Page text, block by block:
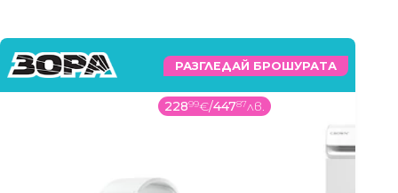
РАЗГЛЕДАЙ БРОШУРАТА
22899€/44787лв.